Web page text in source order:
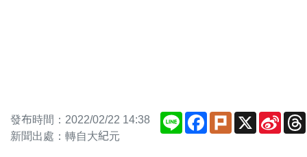
發布時間：2022/02/22 14:38
新聞出處：轉自大紀元
Line Facebook
Plurk X
Sina